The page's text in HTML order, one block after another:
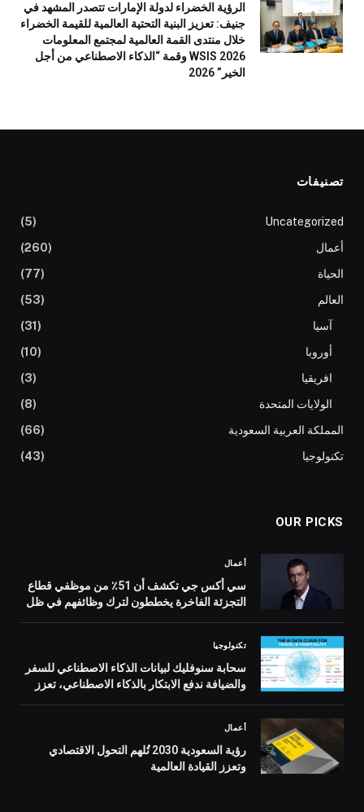
الرؤية الخضراء لدولة الإمارات تتصدر المشهد في
جنيف: تعزيز البنية التحتية العالمية للقيمة الخضراء
خلال منتدى القمة العالمية لمجتمع المعلومات
WSIS 2026 وقمة “الذكاء الاصطناعي من أجل
الخير” 2026
تصنيفات
Uncategorized
(5)
أعمال
(260)
الحياة
(77)
العالم
(53)
آسيا
(31)
أوروبا
(10)
افريقيا
(3)
الولايات المتحدة
(8)
المملكة العربية السعودية
(66)
تكنولوجيا
(43)
OUR PICKS
أعمال
سي أكس جي تكشف أن 51٪ من موظفي قطاع
التجزئة الفاخرة يخططون لترك وظائفهم في ظل
تكنولوجيا
سحابة سنوفليك لبيانات الذكاء الاصطناعي للسفر
والضيافة ندفع الابتكار بالذكاء الاصطناعي، تعزز
أعمال
رؤية السعودية 2030 تُلهم التحول الاقتصادي
وتعزز القيادة العالمية